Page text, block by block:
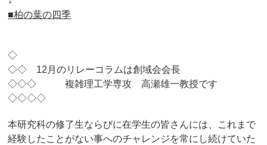
■柏の葉の四季
◇
◇◇ 12月のリレーコラムは創域会会長
◇◇◇ 複雑理工学専攻 高瀬雄一教授です
◇◇◇◇
本研究科の修了生ならびに在学生の皆さんには、これまで
経験したことがない事へのチャレンジを常にし続けていた